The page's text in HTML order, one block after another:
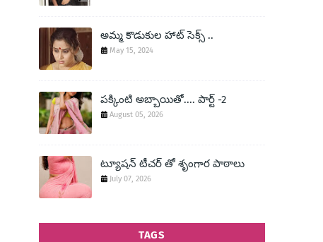
అమ్మ కొడుకుల హాట్ సెక్స్ ..
May 15, 2024
పక్కింటి అబ్బాయితో.... పార్ట్ -2
August 05, 2026
ట్యూషన్ టీచర్ తో శృంగార పాఠాలు
July 07, 2026
TAGS